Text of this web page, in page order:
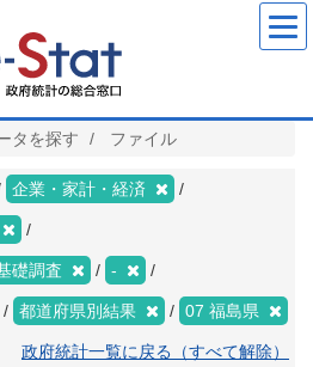
タを探す ファイル
企業・家計・経済
礎調査 -
都道府県別結果 07 福島県
政府統計一覧に戻る（すべて解除）